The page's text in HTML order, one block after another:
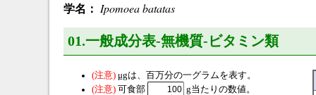
学名： Ipomoea batatas
01.一般成分表-無機質-ビタミン類
μgは、百万分の一グラムを表す。
可食部
g当たりの数値。